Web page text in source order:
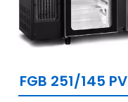
FGB 251/145 PV